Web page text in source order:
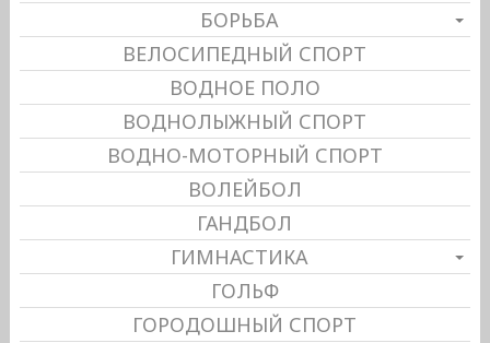
БОРЬБА
ВЕЛОСИПЕДНЫЙ СПОРТ
ВОДНОЕ ПОЛО
ВОДНОЛЫЖНЫЙ СПОРТ
ВОДНО-МОТОРНЫЙ СПОРТ
ВОЛЕЙБОЛ
ГАНДБОЛ
ГИМНАСТИКА
ГОЛЬФ
ГОРОДОШНЫЙ СПОРТ